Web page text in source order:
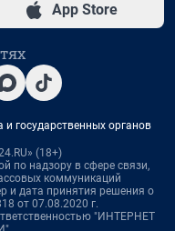
App Store
государственных органов
(18+)
по надзору в сфере связи,
коммуникаций
и дата принятия решения о
от 07.08.2020 г.
"ИНТЕРНЕТ